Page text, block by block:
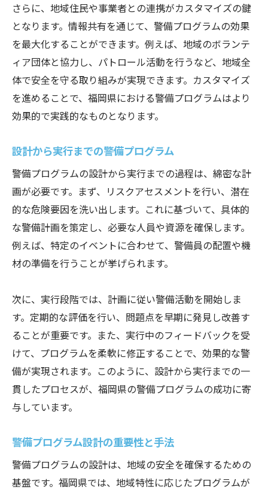
さらに、地域住民や事業者との連携がカスタマイズの鍵
となります。情報共有を通じて、警備プログラムの効果
を最大化することができます。例えば、地域のボランテ
ィア団体と協力し、パトロール活動を行うなど、地域全
体で安全を守る取り組みが実現できます。カスタマイズ
を進めることで、福岡県における警備プログラムはより
効果的で実践的なものとなります。
設計から実行までの警備プログラム
警備プログラムの設計から実行までの過程は、綿密な計
画が必要です。まず、リスクアセスメントを行い、潜在
的な危険要因を洗い出します。これに基づいて、具体的
な警備計画を策定し、必要な人員や資源を確保します。
例えば、特定のイベントに合わせて、警備員の配置や機
材の準備を行うことが挙げられます。
次に、実行段階では、計画に従い警備活動を開始しま
す。定期的な評価を行い、問題点を早期に発見し改善す
ることが重要です。また、実行中のフィードバックを受
けて、プログラムを柔軟に修正することで、効果的な警
備が実現されます。このように、設計から実行までの一
貫したプロセスが、福岡県の警備プログラムの成功に寄
与しています。
警備プログラム設計の重要性と手法
警備プログラムの設計は、地域の安全を確保するための
基盤です。福岡県では、地域特性に応じたプログラムが